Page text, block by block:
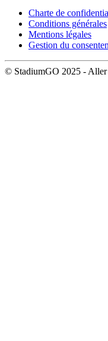
Charte de
Conditions générales
Mentions légales
Gestion du
© StadiumGO 2025 - Aller